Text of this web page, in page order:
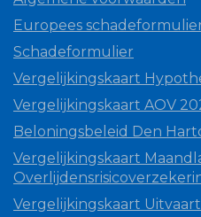
Europees
Schadeformulier
Vergelijkingskaart
Vergelijkingskaart AOV
Beloningsbeleid Den
Vergelijkingskaart
Vergelijkingskaart